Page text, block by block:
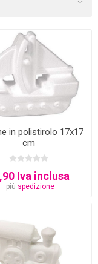
in polistirolo 17x17
cm
Iva inclusa
più spedizione